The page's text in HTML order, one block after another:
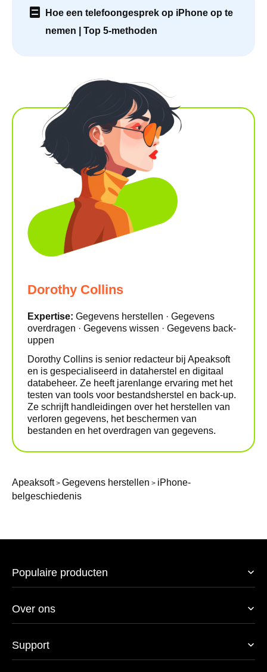
Hoe een telefoongesprek op iPhone op te
nemen | Top 5-methoden
Dorothy Collins
Expertise: Gegevens herstellen · Gegevens
overdragen · Gegevens wissen · Gegevens back-
uppen
Dorothy Collins is senior redacteur bij Apeaksoft
en is gespecialiseerd in dataherstel en digitaal
databeheer. Ze heeft jarenlange ervaring met het
testen van tools voor bestandsherstel en back-up.
Ze schrijft handleidingen over het herstellen van
verloren gegevens, het beschermen van
bestanden en het overdragen van gegevens.
Apeaksoft> Gegevens herstellen > iPhone-
belgeschiedenis
Populaire producten
Over ons
Support